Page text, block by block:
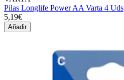
Pilas Longlife Power AA Varta 4 Uds
5,19€
Añadir